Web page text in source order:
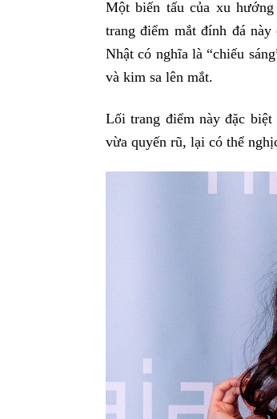
Một biến tấu của xu
trang điểm mắt đính đá
Nhật có nghĩa là “chiếu
và kim sa lên mắt.
Lối trang điểm này đặc
vừa quyến rũ, lại có thể